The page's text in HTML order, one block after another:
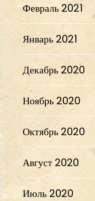
Февраль 2021
Январь 2021
Декабрь 2020
Ноябрь 2020
Октябрь 2020
Август 2020
Июль 2020